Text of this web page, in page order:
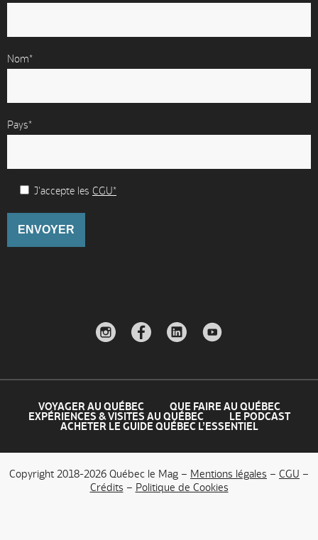
Nom*
Pays*
J'accepte les CGU*
VOYAGER AU QUÉBEC
QUE FAIRE AU QUÉBEC
EXPÉRIENCES & VISITES AU QUÉBEC
LE PODCAST
ACHETER LE GUIDE QUÉBEC L’ESSENTIEL
Copyright 2018-2026 Québec le Mag – Mentions légales – CGU –
Crédits – Politique de Cookies